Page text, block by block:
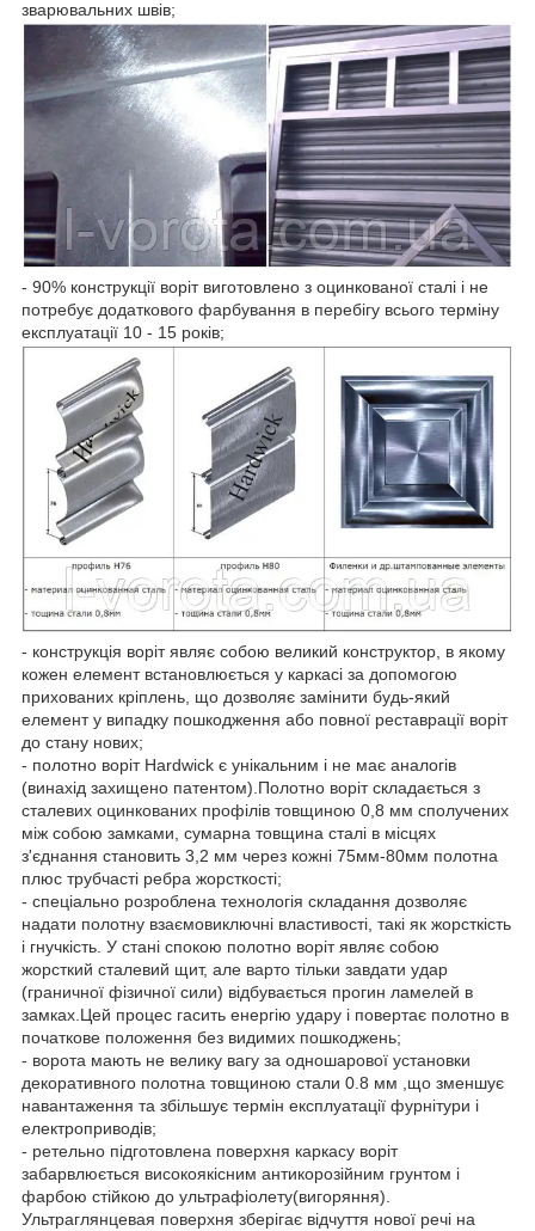
зварювальних швів;
- 90% конструкції воріт виготовлено з оцинкованої сталі і не
потребує додаткового фарбування в перебігу всього терміну
експлуатації 10 - 15 років;
- конструкція воріт являє собою великий конструктор, в якому
кожен елемент встановлюється у каркасі за допомогою
прихованих кріплень, що дозволяє замінити будь-який
елемент у випадку пошкодження або повної реставрації воріт
до стану нових;
- полотно воріт Hardwick є унікальним і не має аналогів
(винахід захищено патентом).Полотно воріт складається з
сталевих оцинкованих профілів товщиною 0,8 мм сполучених
між собою замками, сумарна товщина сталі в місцях
з'єднання становить 3,2 мм через кожні 75мм-80мм полотна
плюс трубчасті ребра жорсткості;
- спеціально розроблена технологія складання дозволяє
надати полотну взаємовиключні властивості, такі як жорсткість
і гнучкість. У стані спокою полотно воріт являє собою
жорсткий сталевий щит, але варто тільки завдати удар
(граничної фізичної сили) відбувається прогин ламелей в
замках.Цей процес гасить енергію удару і повертає полотно в
початкове положення без видимих пошкоджень;
- ворота мають не велику вагу за одношарової установки
декоративного полотна товщиною стали 0.8 мм ,що зменшує
навантаження та збільшує термін експлуатації фурнітури і
електроприводів;
- ретельно підготовлена поверхня каркасу воріт
забарвлюється високоякісним антикорозійним грунтом і
фарбою стійкою до ультрафіолету(вигоряння).
Ультраглянцевая поверхня зберігає відчуття нової речі на